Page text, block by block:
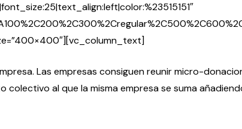
Las empresas consiguen reunir micro-
colectivo al que la misma empresa se suma